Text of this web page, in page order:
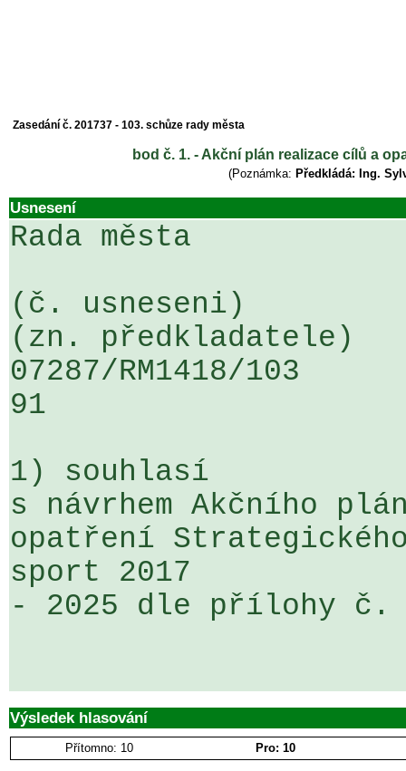
Zasedání č. 201737 - 103. schůze rady města
bod č. 1. - Akční plán realizace cílů a
(Poznámka: Předkládá: Ing.
Usnesení
Rada města
(č. usneseni)
(zn. předkladatele)
07287/RM1418/
91
1) souhlasí
s návrhem Akčního
opatření
sport 2017
- 2025 dle přílohy č.
Výsledek hlasování
Přítomno: 10 Pro: 10